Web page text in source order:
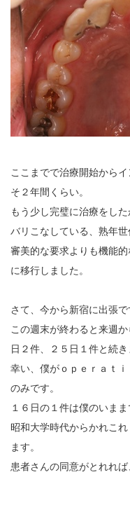
ここまでで治療開始から
そ２年間くらい。
もう少し完璧に治療をし
バリこなしている、熟年世
審美的な要求よりも機能
に移行しました。
さて、今から新宿に出張で
この週末が終わると来週
日２件、２５日１件と続き
幸い、僕がｏｐｅｒａｔ
のみです。
１６日の１件は僕のいま
昭和大学時代からかれこ
ます。
患者さんの同意がとれれ